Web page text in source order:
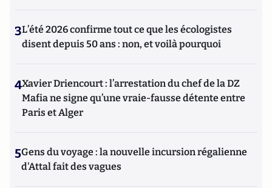
3L’été 2026 confirme tout ce que les écologistes
disent depuis 50 ans : non, et voilà pourquoi
4Xavier Driencourt : l’arrestation du chef de la DZ
Mafia ne signe qu’une vraie-fausse détente entre
Paris et Alger
5Gens du voyage : la nouvelle incursion régalienne
d'Attal fait des vagues